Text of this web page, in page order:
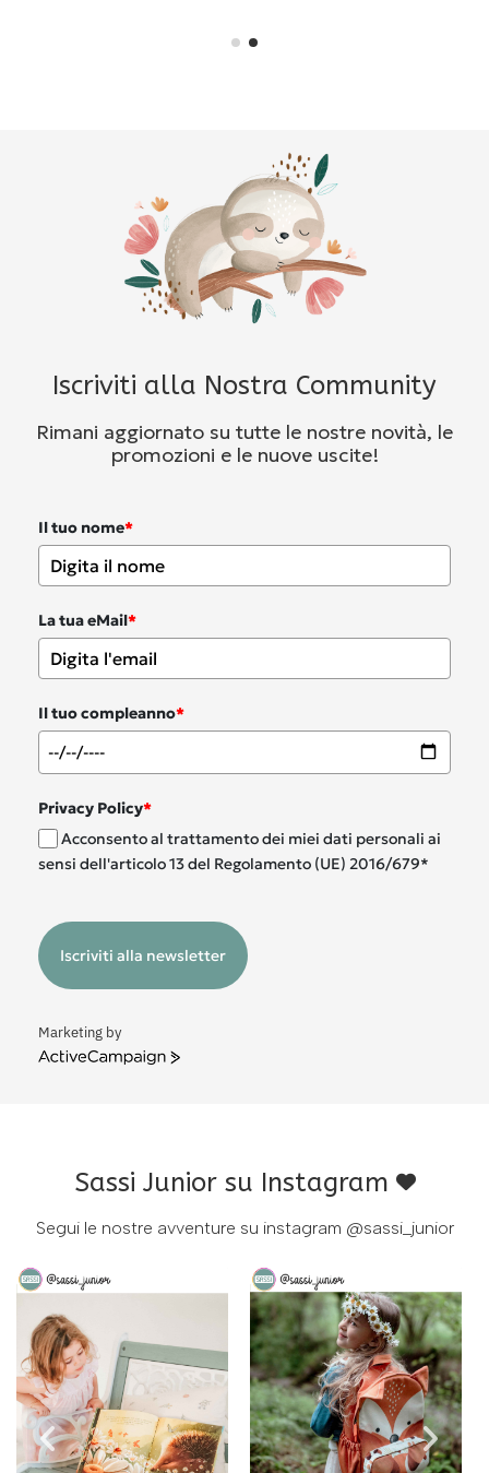
Iscriviti alla Nostra Community
Rimani aggiornato su tutte le nostre novità, le
promozioni e le nuove uscite!
Il tuo nome*
La tua eMail*
Il tuo compleanno*
Privacy Policy*
Acconsento al trattamento dei miei dati personali ai
sensi dell'articolo 13 del Regolamento (UE) 2016/679*
Iscriviti alla newsletter
Marketing by
ActiveCampaign
Sassi Junior su Instagram
Segui le nostre avventure su instagram @sassi_junior